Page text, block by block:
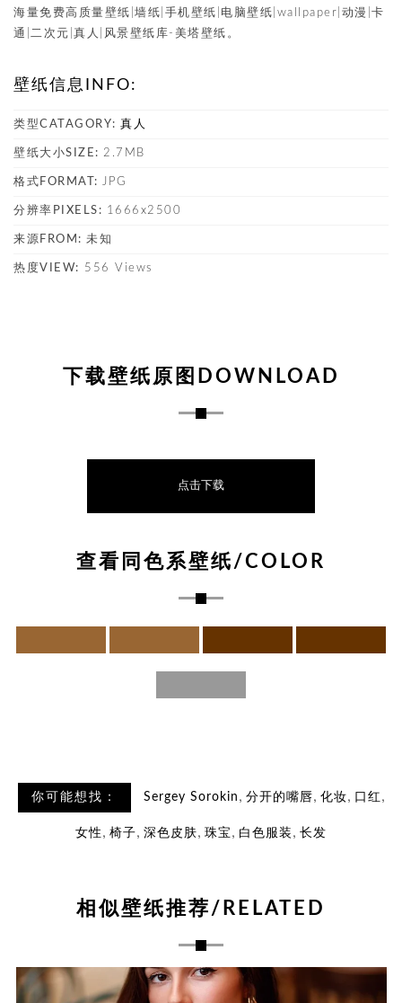
海量免费高质量壁纸|墙纸|手机壁纸|电脑壁纸|wallpaper|动漫|卡
通|二次元|真人|风景壁纸库-美塔壁纸。
壁纸信息INFO:
类型CATAGORY: 真人
壁纸大小SIZE: 2.7MB
格式FORMAT: JPG
分辨率PIXELS: 1666x2500
来源FROM: 未知
热度VIEW: 556 Views
下载壁纸原图DOWNLOAD
点击下载
查看同色系壁纸/COLOR
你可能想找： Sergey Sorokin , 分开的嘴唇, 化妆, 口红 ,
女性 , 椅子, 深色皮肤, 珠宝 , 白色服装 , 长发
相似壁纸推荐/RELATED